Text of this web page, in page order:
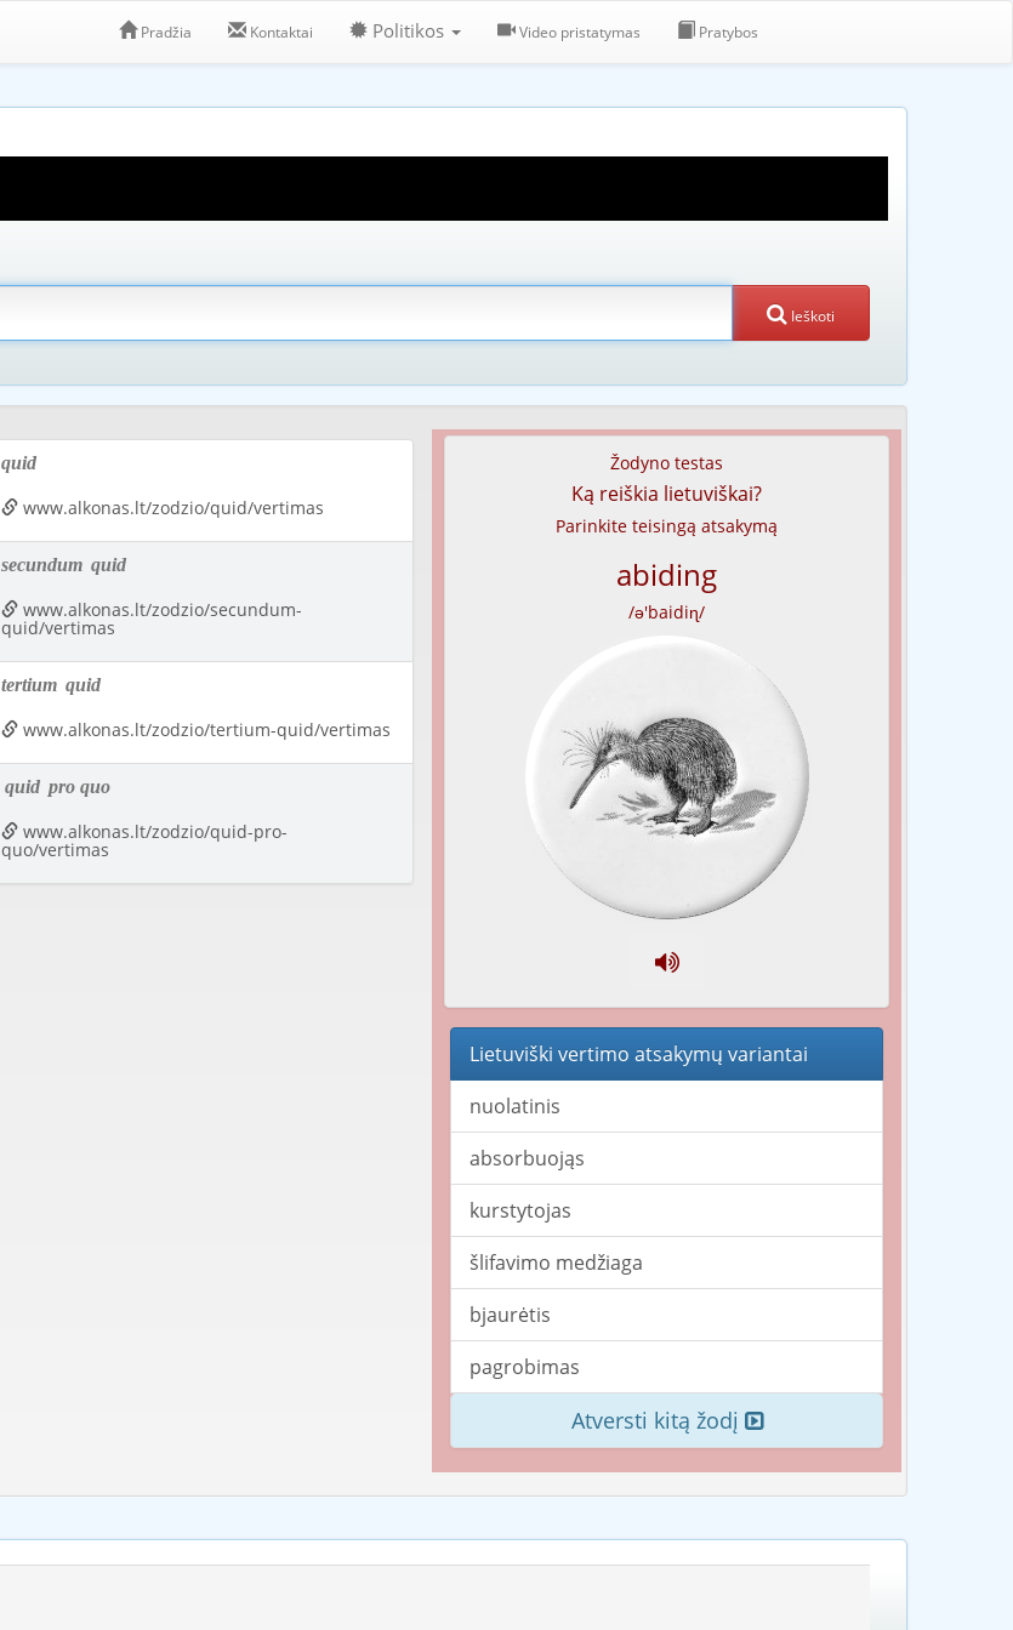
Pradžia Kontaktai Politikos Video pristatymas Pratybos
Ieškoti
quid
www.alkonas.lt/zodzio/quid/vertimas
secundum quid
www.alkonas.lt/zodzio/secundum-
quid/vertimas
tertium quid
www.alkonas.lt/zodzio/tertium-quid/vertimas
quid pro quo
www.alkonas.lt/zodzio/quid-pro-
quo/vertimas
Žodyno testas
Ką reiškia lietuviškai?
Parinkite teisingą atsakymą
abiding
/ə'baidiɳ/
Lietuviški vertimo atsakymų variantai
nuolatinis
absorbuojąs
kurstytojas
šlifavimo medžiaga
bjaurėtis
pagrobimas
Atversti kitą žodį